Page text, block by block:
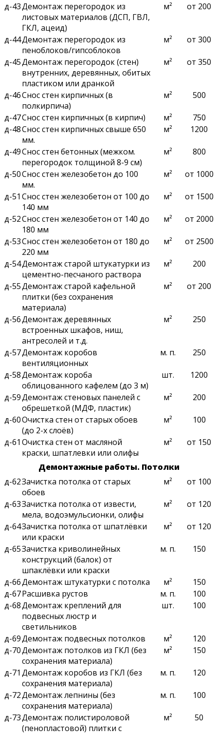
д-43Демонтаж перегородок из
листовых материалов (ДСП, ГВЛ,
ГКЛ, ацеид)
м² от 200
д-44Демонтаж перегородок из
пеноблоков/гипсоблоков
м² от 300
д-45Демонтаж перегородок (стен)
внутренних, деревянных, обитых
пластиком или дранкой
м² от 350
д-46Снос стен кирпичных (в
полкирпича)
м² 500
д-47Снос стен кирпичных (в кирпич) м²
750
д-48Снос стен кирпичных свыше 650
мм.
м² 1200
д-49Снос стен бетонных (межком.
перегородок толщиной 8-9 см)
м² 800
д-50Снос стен железобетон до 100
мм.
м² от 1000
д-51 Снос стен железобетон от 100 до
140 мм
м² от 1500
д-52Снос стен железобетон от 140 до
180 мм
м² от 2000
д-53Снос стен железобетон от 180 до
220 мм
м² от 2500
д-54Демонтаж старой штукатурки из
цементно-песчаного раствора
м² 200
д-55Демонтаж старой кафельной
плитки (без сохранения
материала)
м² от 200
д-56Демонтаж деревянных
встроенных шкафов, ниш,
антресолей и т.д.
м² 250
д-57Демонтаж коробов
вентиляционных
м. п. 250
д-58Демонтаж короба
облицованного кафелем (до 3 м)
шт. 1200
д-59Демонтаж стеновых панелей с
обрешеткой (МДФ, пластик)
м² 200
д-60Очистка стен от старых обоев
(до 2-х слоёв)
м² 100
д-61 Очистка стен от масляной
краски, шпатлевки или олифы
м² от 150
Демонтажные работы. Потолки
д-62Зачистка потолка от старых
обоев
м² от 100
д-63Зачистка потолка от извести,
мела, водоэмульсионки, олифы
м² от 120
д-64Зачистка потолка от шпатлёвки
или краски
м² от 120
д-65Зачистка криволинейных
конструкций (балок) от
шпаклёвки или краски
м. п. 150
д-66Демонтаж штукатурки с потолка м²
150
д-67Расшивка рустов м. п.
100
д-68Демонтаж креплений для
подвесных люстр и
светильников
шт. 100
д-69Демонтаж подвесных потолков м²
120
д-70Демонтаж потолков из ГКЛ (без
сохранения материала)
м² 150
д-71 Демонтаж коробов из ГКЛ (без
сохранения материала)
м. п. 120
д-72Демонтаж лепнины (без
сохранения материала)
м. п. 100
д-73Демонтаж полистироловой
(пенопластовой) плитки с
м² 50